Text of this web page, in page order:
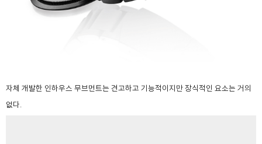
자체 개발한 인하우스 무브먼트는 견고하고 기능적이지만 장식적인 요소는 거의
없다.